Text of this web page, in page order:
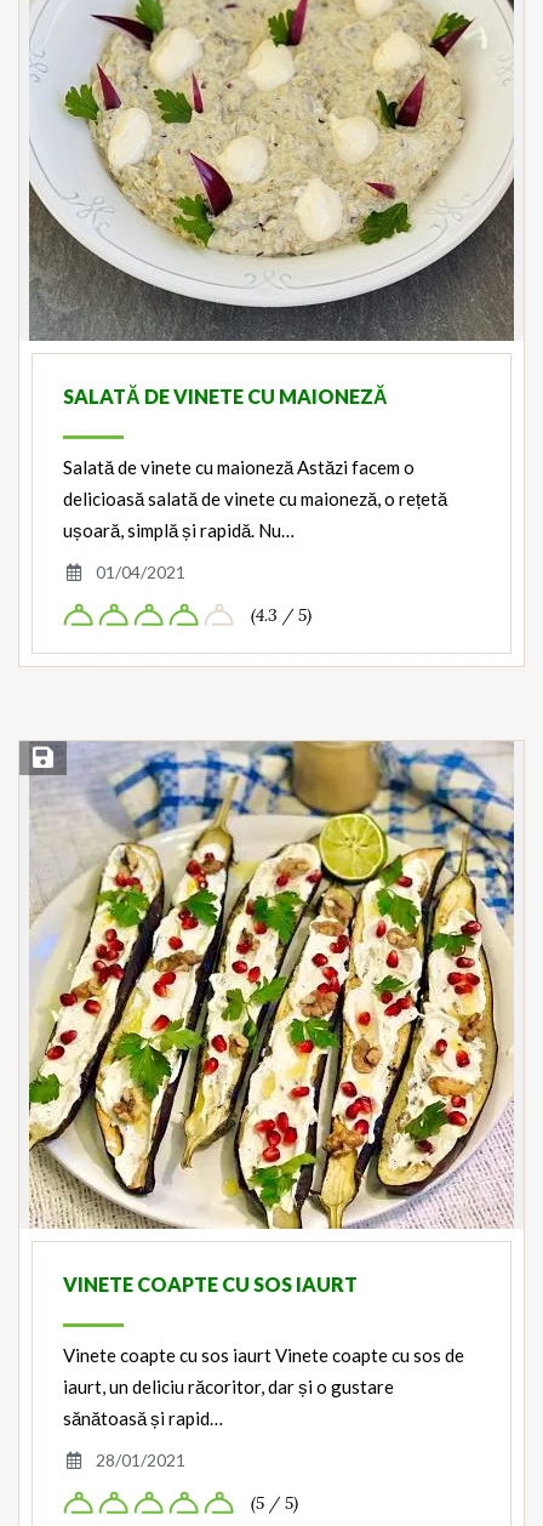
SALATĂ DE VINETE CU MAIONEZĂ
Salată de vinete cu maioneză Astăzi facem o
delicioasă salată de vinete cu maioneză, o rețetă
ușoară, simplă și rapidă. Nu…
01/04/2021
(4.3 / 5)
Save Recipe
VINETE COAPTE CU SOS IAURT
Vinete coapte cu sos iaurt Vinete coapte cu sos de
iaurt, un deliciu răcoritor, dar și o gustare
sănătoasă și rapid…
28/01/2021
(5 / 5)